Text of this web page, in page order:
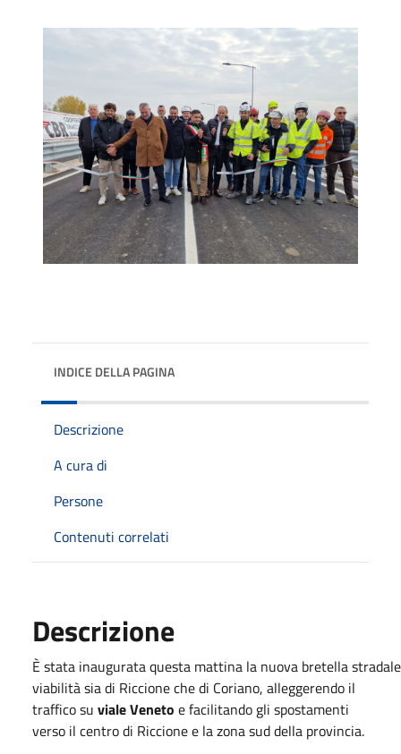
INDICE DELLA PAGINA
Descrizione
A cura di
Persone
Contenuti correlati
Descrizione
È stata inaugurata questa mattina la nuova bretella
viabilità sia di Riccione che di Coriano, alleggerendo il
traffico su viale Veneto e facilitando gli spostamenti
verso il centro di Riccione e la zona sud della provincia.